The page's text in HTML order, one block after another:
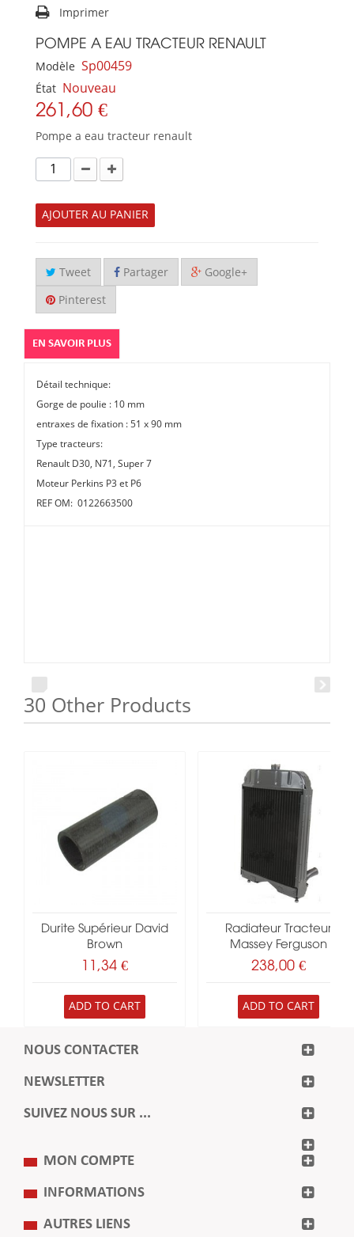
Imprimer
POMPE A EAU TRACTEUR RENAULT
Modèle Sp00459
État Nouveau
261,60 €
Pompe a eau tracteur renault
AJOUTER AU PANIER
Tweet Partager Google+
Pinterest
EN SAVOIR PLUS
Détail technique:
Gorge de poulie : 10 mm
entraxes de fixation : 51 x 90 mm
Type tracteurs:
Renault D30, N71, Super 7
Moteur Perkins P3 et P6
REF OM: 0122663500
30 Other Products
Durite Supérieur David
Brown
11,34 €
ADD TO CART
Radiateur Tracteur
Massey Ferguson
238,00 €
ADD TO CART
NOUS CONTACTER
NEWSLETTER
SUIVEZ NOUS SUR ...
MON COMPTE
INFORMATIONS
AUTRES LIENS